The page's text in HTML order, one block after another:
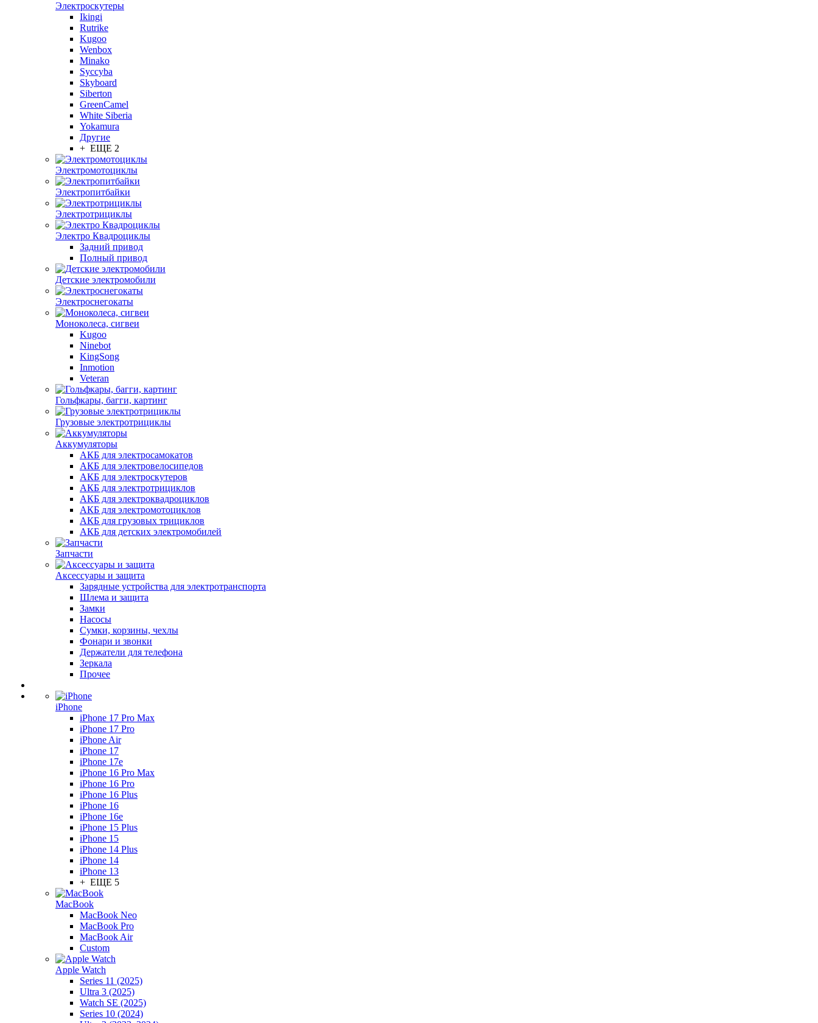
Электроскутеры
Ikingi
Rutrike
Kugoo
Wenbox
Minako
Syccyba
Skyboard
Siberton
GreenCamel
White Siberia
Yokamura
Другие
+ ЕЩЕ 2
Электромотоциклы
Электропитбайки
Электротрициклы
Электро Квадроциклы
Задний привод
Полный привод
Детские электромобили
Электроснегокаты
Моноколеса, сигвеи
Kugoo
Ninebot
KingSong
Inmotion
Veteran
Гольфкары, багги, картинг
Грузовые электротрициклы
Аккумуляторы
АКБ для электросамокатов
АКБ для электровелосипедов
АКБ для электроскутеров
АКБ для электротрициклов
АКБ для электроквадроциклов
АКБ для электромотоциклов
АКБ для грузовых трициклов
АКБ для детских электромобилей
Запчасти
Аксессуары и защита
Зарядные устройства для электротранспорта
Шлема и защита
Замки
Насосы
Сумки, корзины, чехлы
Фонари и звонки
Держатели для телефона
Зеркала
Прочее
iPhone
iPhone 17 Pro Max
iPhone 17 Pro
iPhone Air
iPhone 17
iPhone 17e
iPhone 16 Pro Max
iPhone 16 Pro
iPhone 16 Plus
iPhone 16
iPhone 16e
iPhone 15 Plus
iPhone 15
iPhone 14 Plus
iPhone 14
iPhone 13
+ ЕЩЕ 5
MacBook
MacBook Neo
MacBook Pro
MacBook Air
Custom
Apple Watch
Series 11 (2025)
Ultra 3 (2025)
Watch SE (2025)
Series 10 (2024)